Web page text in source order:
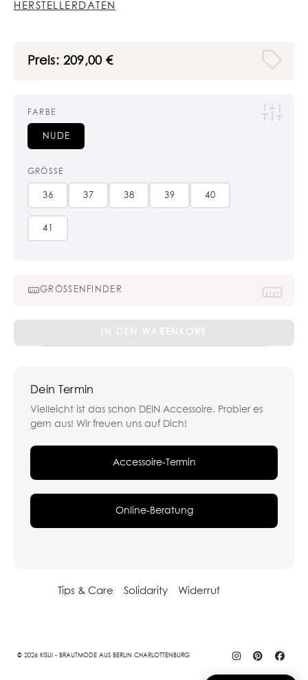
HERSTELLERDATEN
Preis: 209,00€
FARBE
NUDE
GRÖSSE
36 37 38 39 40
41
GRÖSSENFINDER
Sandals
IN DEN WARENKORB
Dein Termin
Vielleicht ist das schon DEIN Accessoire. Probier es
gern aus! Wir freuen uns auf Dich!
Accessoire-Termin
Online-Beratung
Tips & Care Solidarity Widerruf
© 2026 KISUI - BRAUTMODE AUS BERLIN CHARLOTTENBURG